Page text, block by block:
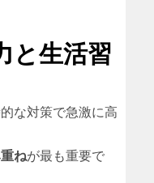
と生活習
な対策で急激に高
ねが最も重要で